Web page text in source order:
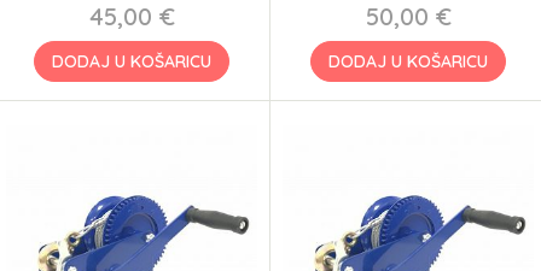
45,00 €
DODAJ U KOŠARICU
50,00 €
DODAJ U KOŠARICU